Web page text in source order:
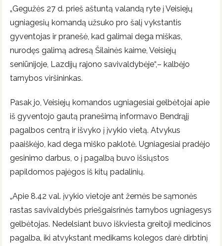
„Gegužės 27 d. prieš aštuntą valandą ryte į Veisiejų
ugniagesių komandą užsuko pro šalį vykstantis
gyventojas ir pranešė, kad galimai dega miškas,
nurodęs galimą adresą Šilainės kaime, Veisiejų
seniūnijoje, Lazdijų rajono savivaldybėje“,– kalbėjo
tarnybos viršininkas.
Pasak jo, Veisiejų komandos ugniagesiai gelbėtojai apie
iš gyventojo gautą pranešimą informavo Bendrąjį
pagalbos centrą ir išvyko į įvykio vietą. Atvykus
paaiškėjo, kad dega miško paklotė. Ugniagesiai pradėjo
gesinimo darbus, o į pagalbą buvo išsiųstos
papildomos pajėgos iš kitų padalinių.
„Apie 8.42 val. įvykio vietoje ant žemės be sąmonės
rastas savivaldybės priešgaisrinės tarnybos ugniagesys
gelbėtojas. Nedelsiant buvo iškviesta greitoji medicinos
pagalba, iki atvykstant medikams kolegos darė dirbtinį